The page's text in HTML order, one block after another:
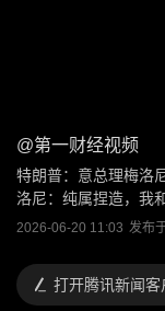
@第一财经视频
特朗普：意总理梅洛
洛尼：纯属捏造，我
2026-06-20 11:03 发布
打开腾讯新闻